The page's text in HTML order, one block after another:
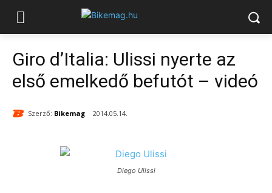
Giro d’Italia: Ulissi nyerte az
első emelkedő befutót – videó
Szerző: Bikemag 2014.05.14.
Diego Ulissi